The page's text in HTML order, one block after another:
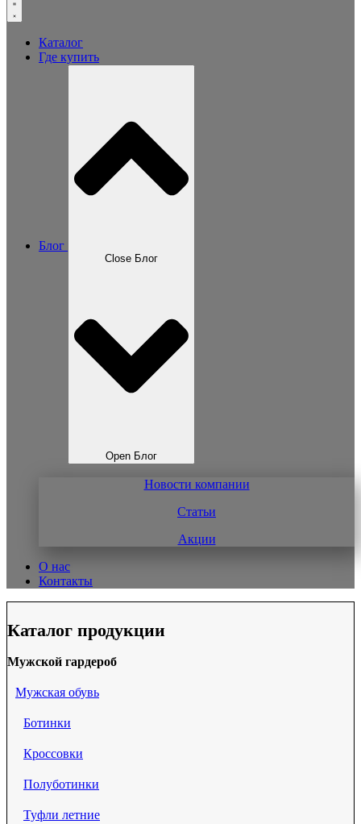
Каталог
Где купить
Блог
Close Блог
Open Блог
Новости компании
Статьи
Акции
О нас
Контакты
Каталог продукции
Мужской гардероб
Мужская обувь
Ботинки
Кроссовки
Полуботинки
Туфли летние